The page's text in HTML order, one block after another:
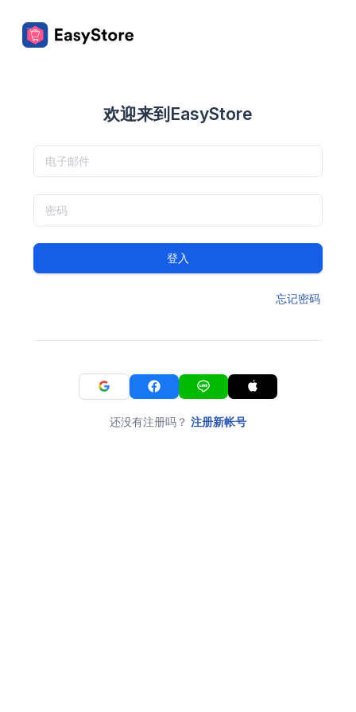
欢迎来到EasyStore
登入
忘记密码
还没有注册吗？ 注册新帐号